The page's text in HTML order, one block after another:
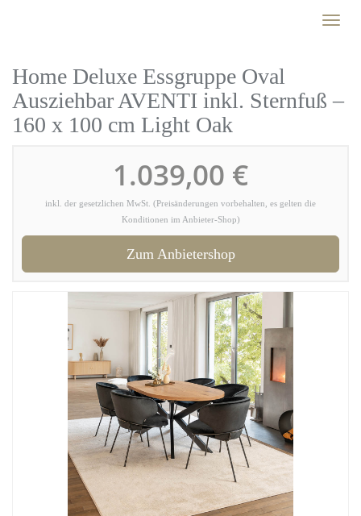
Toggle
Home Deluxe Essgruppe Oval
Ausziehbar AVENTI inkl. Sternfuß –
160 x 100 cm Light Oak
1.039,00 €
inkl. der gesetzlichen MwSt. (Preisänderungen vorbehalten, es gelten die
Konditionen im Anbieter-Shop)
Zum Anbietershop